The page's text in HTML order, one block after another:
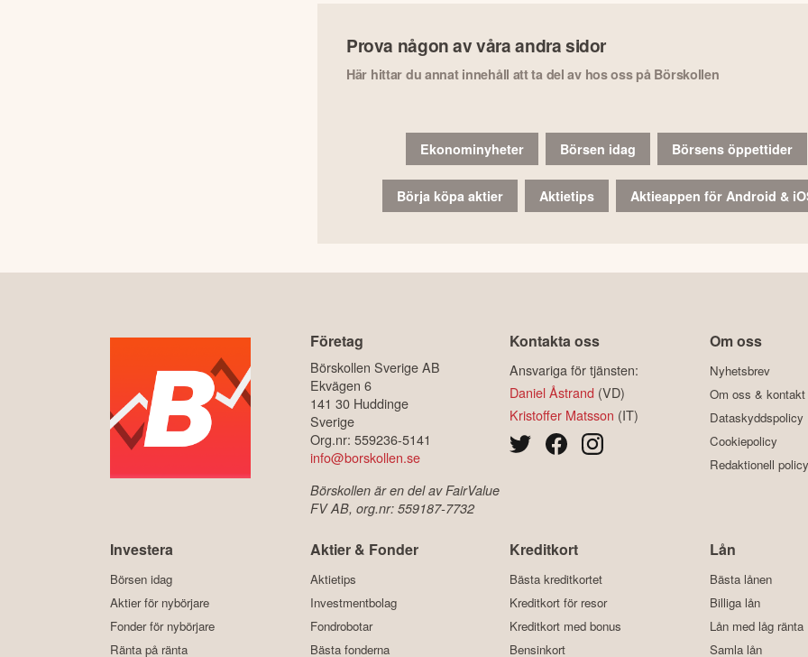
Prova någon av våra andra sidor
Här hittar du annat innehåll att ta del av hos oss på Börskollen
Ekonominyheter Börsen idag Börsens öppettider
Börja köpa aktier Aktietips Aktieappen för Android &
Företag
Börskollen Sverige AB
Ekvägen 6
141 30 Huddinge
Sverige
Org.nr: 559236-5141
info@borskollen.se
Börskollen är en del av FairValue
FV AB, org.nr: 559187-7732
Kontakta oss
Ansvariga för tjänsten:
Daniel Åstrand (VD)
Kristoffer Matsson (IT)
Om oss
Nyhetsbrev
Om oss & kontakt
Dataskyddspolicy
Cookiepolicy
Redaktionell policy
Investera
Börsen idag
Aktier för nybörjare
Fonder för nybörjare
Ränta på ränta
Aktier & Fonder
Aktietips
Investmentbolag
Fondrobotar
Bästa fonderna
Kreditkort
Bästa kreditkortet
Kreditkort för resor
Kreditkort med bonus
Bensinkort
Lån
Bästa lånen
Billiga lån
Lån med låg ränta
Samla lån